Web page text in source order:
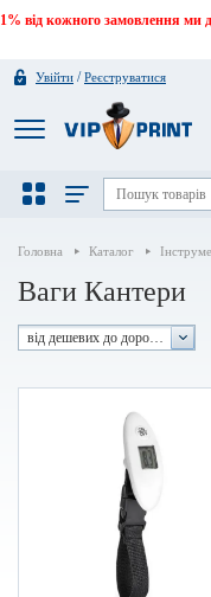
1% від кожного замовлення ми
Увійти /Реєструватися
Головна Каталог
Ваги Кантери
від дешевих до дорогих